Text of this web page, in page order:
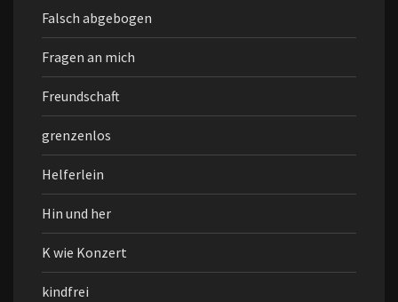
Falsch abgebogen
Fragen an mich
Freundschaft
grenzenlos
Helferlein
Hin und her
K wie Konzert
kindfrei